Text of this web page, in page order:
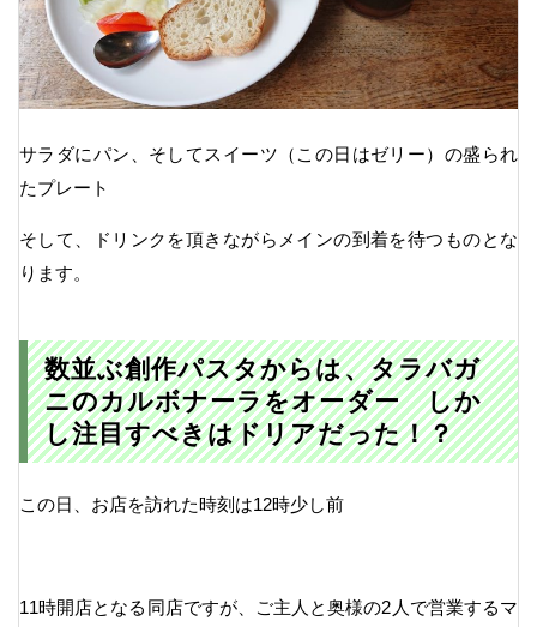
サラダにパン、そしてスイーツ（この日はゼリー）の盛られ
たプレート
そして、ドリンクを頂きながらメインの到着を待つものとな
ります。
数並ぶ創作パスタからは、タラバガ
ニのカルボナーラをオーダー しか
し注目すべきはドリアだった！？
この日、お店を訪れた時刻は12時少し前
11時開店となる同店ですが、ご主人と奥様の2人で営業するマ